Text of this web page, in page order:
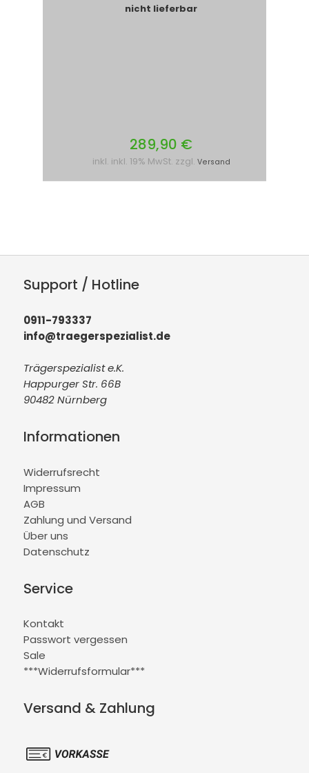
nicht lieferbar
289,90 €
inkl. inkl. 19% MwSt. zzgl. Versand
Support / Hotline
0911-793337
info@traegerspezialist.de
Trägerspezialist e.K.
Happurger Str. 66B
90482 Nürnberg
Informationen
Widerrufsrecht
Impressum
AGB
Zahlung und Versand
Über uns
Datenschutz
Service
Kontakt
Passwort vergessen
Sale
***Widerrufsformular***
Versand & Zahlung